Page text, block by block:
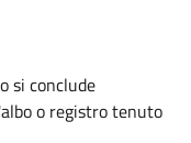
si conclude
o registro tenuto